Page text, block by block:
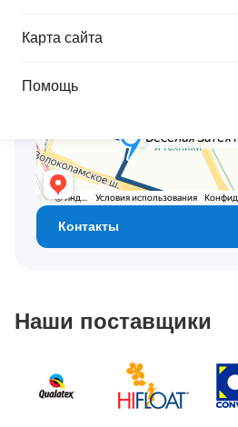
Карта сайта
Помощь
Весёлая затея Садовод
Контакты
Наши поставщики